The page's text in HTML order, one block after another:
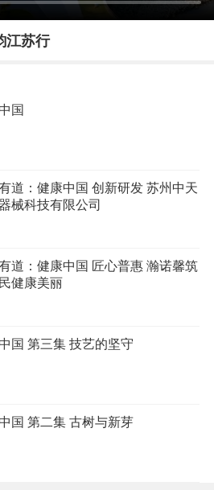
江苏行
国
道：健康中国 创新研发 苏州中天
械科技有限公司
道：健康中国 匠心普惠 瀚诺馨筑
健康美丽
国 第三集 技艺的坚守
国 第二集 古树与新芽